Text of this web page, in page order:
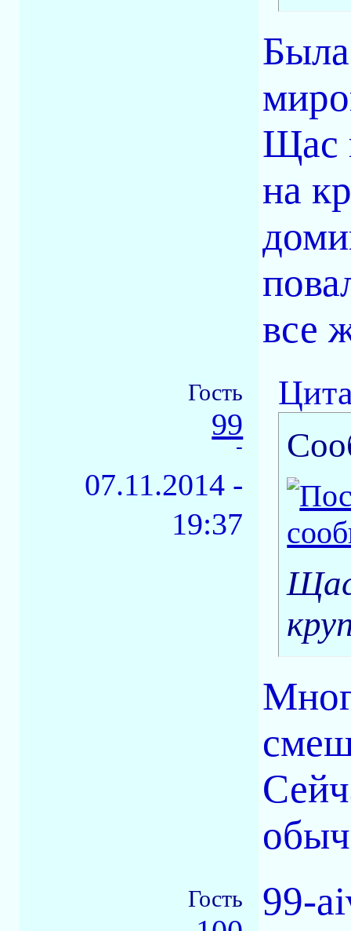
Щас
на
все
Гость
99
-
07.11.2014 -
19:37
Щас
Гость
99-